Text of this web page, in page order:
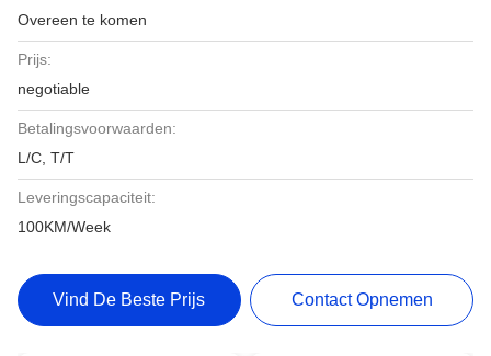
Overeen te komen
Prijs:
negotiable
Betalingsvoorwaarden:
L/C, T/T
Leveringscapaciteit:
100KM/Week
Vind De Beste Prijs Contact Opnemen